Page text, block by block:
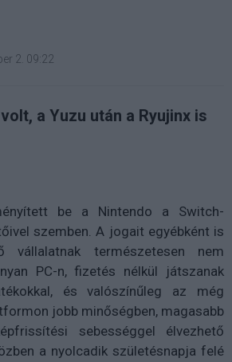
2. 09:22
a Yuzu után a Ryujinx is
be a Nintendo a Switch-
szemben. A jogait egyébként is
vállalatnak természetesen nem
PC-n, fizetés nélkül játszanak
és valószínűleg az még
jobb minőségben, magasabb
sebességgel élvezhető
a nyolcadik születésnapja felé